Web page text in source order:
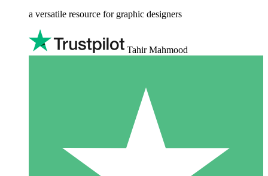
a versatile resource for graphic designers
Tahir Mahmood